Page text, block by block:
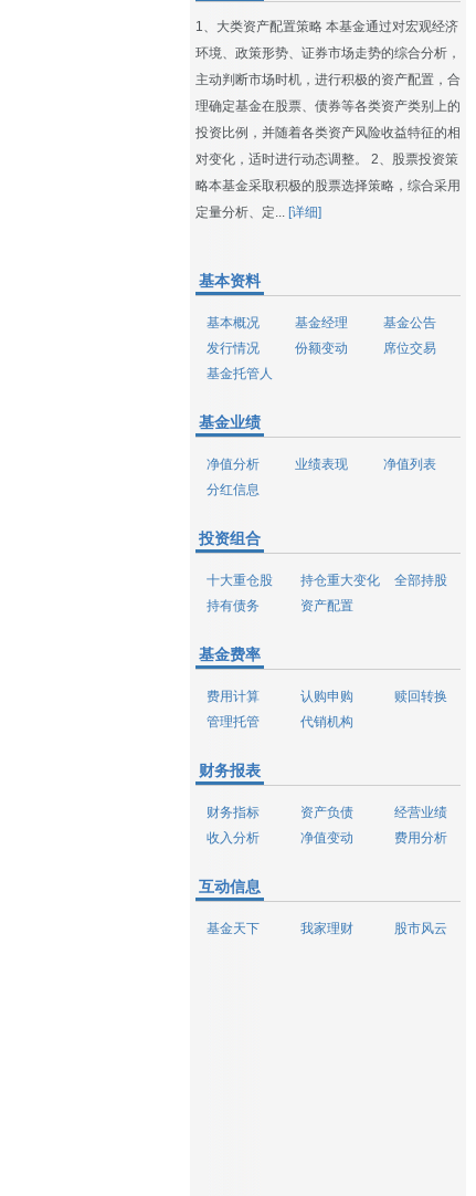
1、大类资产配置策略 本基金通过对宏观经济
环境、政策形势、证券市场走势的综合分析，
主动判断市场时机，进行积极的资产配置，合
理确定基金在股票、债券等各类资产类别上的
投资比例，并随着各类资产风险收益特征的相
对变化，适时进行动态调整。 2、股票投资策
略本基金采取积极的股票选择策略，综合采用
定量分析、定... [详细]
基本资料
基本概况 基金经理
基金公告
发行情况
份额变动
席位交易
基金托管人
基金业绩
净值分析 业绩表现
净值列表
分红信息
投资组合
十大重仓股 持仓重大变化
全部持股
持有债务
资产配置
基金费率
费用计算 认购申购
赎回转换
管理托管
代销机构
财务报表
财务指标 资产负债
经营业绩
收入分析
净值变动 费用分析
互动信息
基金天下 我家理财 股市风云